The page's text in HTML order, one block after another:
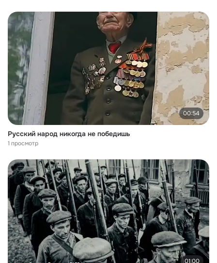
00:54
Русский народ никогда не победишь
1 просмотр
01:00